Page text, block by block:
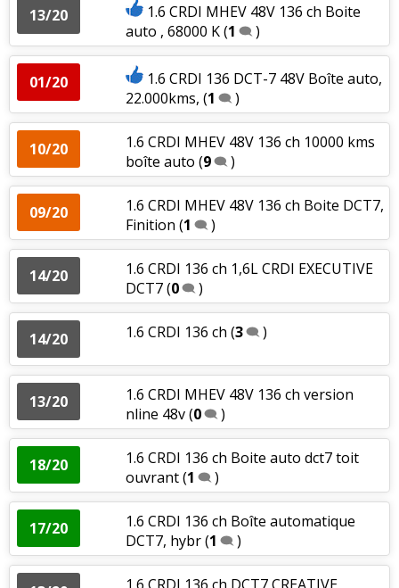
13/20
1.6 CRDI MHEV 48V 136 ch Boite
auto , 68000 K(1 )
01/20
1.6 CRDI 136 DCT-7 48V Boîte auto,
22.000kms, (1 )
10/20
1.6 CRDI MHEV 48V 136 ch 10000 kms
boîte auto (9 )
09/20
1.6 CRDI MHEV 48V 136 ch Boite DCT7,
Finition (1 )
14/20
1.6 CRDI 136 ch 1,6L CRDI EXECUTIVE
DCT7(0 )
14/20 1.6 CRDI 136 ch (3 )
13/20
1.6 CRDI MHEV 48V 136 ch version
nline 48v(0 )
18/20
1.6 CRDI 136 ch Boite auto dct7 toit
ouvrant(1 )
17/20
1.6 CRDI 136 ch Boîte automatique
DCT7, hybr(1 )